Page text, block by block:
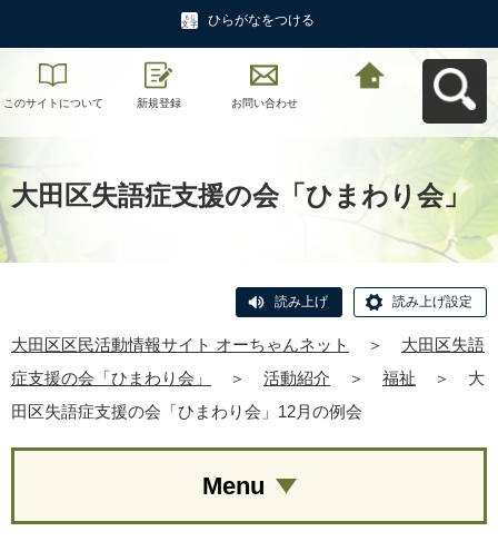
ひらがなをつける
このサイトについて 新規登録 お問い合わせ
大田区失語症支援の会「ひまわり会」
読み上げ 読み上げ設定
大田区区民活動情報サイト オーちゃんネット ＞
大田区失語
症支援の会「ひまわり会」
＞ 活動紹介 ＞ 福祉 ＞
大
田区失語症支援の会「ひまわり会」12月の例会
Menu